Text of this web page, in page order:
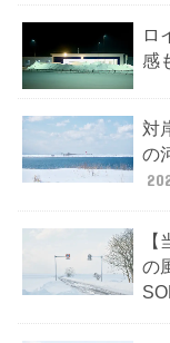
ロ
感
対
の
の